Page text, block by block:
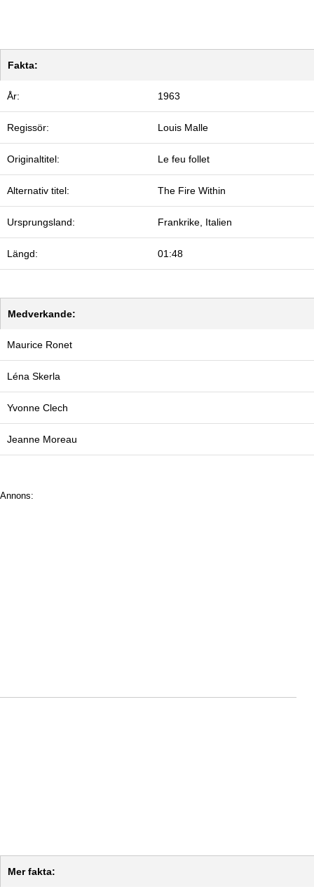
Fakta:
År: 1963
Regissör: Louis Malle
Originaltitel: Le feu follet
Alternativ titel: The Fire Within
Ursprungsland: Frankrike, Italien
Längd: 01:48
Medverkande:
Maurice Ronet
Léna Skerla
Yvonne Clech
Jeanne Moreau
Annons:
Mer fakta: